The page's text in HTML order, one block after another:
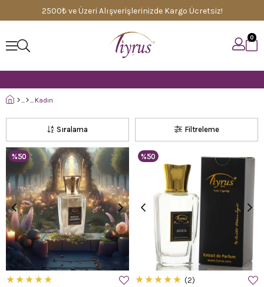
2500₺ ve Üzeri Alışverişlerinizde Kargo Ücretsiz!
0
Kadın
Filtreleme
Sıralama
★★★★★
%50
★★★★★ 2
%50